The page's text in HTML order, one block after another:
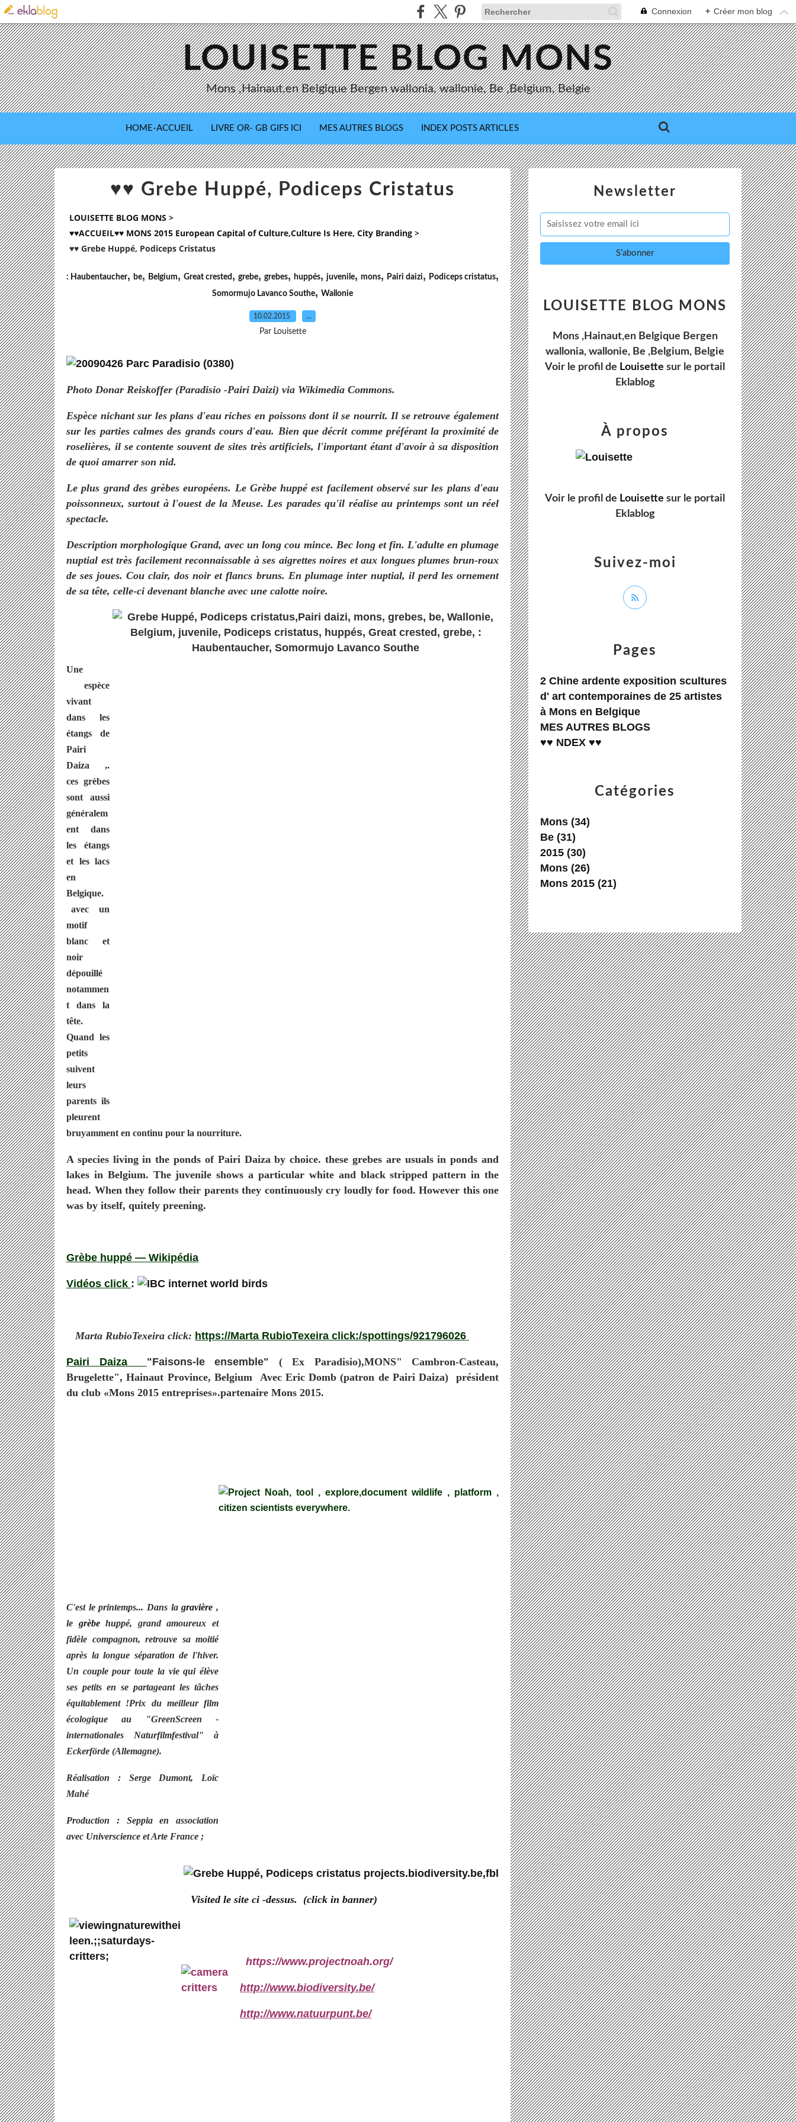
Connexion + Créer mon blog
LOUISETTE BLOG MONS
Mons ,Hainaut,en Belgique Bergen wallonia, wallonie, Be ,Belgium, Belgie
HOME-ACCUEIL LIVRE OR- GB GIFS ICI MES AUTRES BLOGS INDEX POSTS ARTICLES
♥♥ Grebe Huppé, Podiceps Cristatus
LOUISETTE BLOG MONS >
♥♥ACCUEIL♥♥ MONS 2015 European Capital of Culture,Culture Is Here, City Branding >
♥♥ Grebe Huppé, Podiceps Cristatus
: Haubentaucher, be, Belgium, Great crested , grebe, grebes, huppés, juvenile, mons, Pairi daizi, Podiceps cristatus,
Somormujo Lavanco Southe, Wallonie
10.02.2015 …
Par Louisette
Photo Donar Reiskoffer (Paradisio -Pairi Daizi) via Wikimedia Commons.
Espèce nichant sur les plans d'eau riches en poissons dont il se nourrit. Il se retrouve également
sur les parties calmes des grands cours d'eau. Bien que décrit comme préférant la proximité de
roselières, il se contente souvent de sites très artificiels, l'important étant d'avoir à sa disposition
de quoi amarrer son nid.
Le plus grand des grèbes européens. Le Grèbe huppé est facilement observé sur les plans d'eau
poissonneux, surtout à l'ouest de la Meuse. Les parades qu'il réalise au printemps sont un réel
spectacle.
Description morphologique Grand, avec un long cou mince. Bec long et fin. L'adulte en plumage
nuptial est très facilement reconnaissable à ses aigrettes noires et aux longues plumes brun-roux
de ses joues. Cou clair, dos noir et flancs bruns. En plumage inter nuptial, il perd les ornement
de sa tête, celle-ci devenant blanche avec une calotte noire.
Une
espèce
vivant
dans les
étangs de
Pairi
Daiza ,.
ces grèbes
sont aussi
généralem
ent dans
les étangs
et les lacs
en
Belgique.
avec un
motif
blanc et
noir
dépouillé
notammen
t dans la
tête.
Quand les
petits
suivent
leurs
parents ils
pleurent
bruyamment en continu pour la nourriture.
A species living in the ponds of Pairi Daiza by choice. these grebes are usuals in ponds and
lakes in Belgium. The juvenile shows a particular white and black stripped pattern in the
head. When they follow their parents they continuously cry loudly for food. However this one
was by itself, quitely preening.
Grèbe huppé — Wikipédia
Vidéos click :
Marta RubioTexeira click: https://Marta RubioTexeira click:/spottings/921796026
Pairi Daiza "Faisons-le ensemble" ( Ex Paradisio),MONS" Cambron-Casteau,
Brugelette", Hainaut Province, Belgium Avec Eric Domb (patron de Pairi Daiza) président
du club «Mons 2015 entreprises».partenaire Mons 2015.
C'est le printemps... Dans lagravière ,
le grèbehuppé, grand amoureux et
fidèle compagnon, retrouve sa moitié
après la longue séparation de l'hiver.
Un couple pour toute la vie qui élève
ses petits en se partageant les tâches
équitablement !Prix du meilleur film
écologique au "GreenScreen -
internationales Naturfilmfestival" à
Eckerförde (Allemagne).
Réalisation : Serge Dumont, Loïc
Mahé
Production : Seppia en association
avec Universcience et Arte France ;
Visited le site ci -dessus. (click in banner)
https://www.projectnoah.org/
http://www.biodiversity.be/
http://www.natuurpunt.be/
Newsletter
Catégories
Mons (34)
Be (31)
2015 (30)
Mons (26)
Mons 2015 (21)
Pages
2 Chine ardente exposition scultures
d' art contemporaines de 25 artistes
à Mons en Belgique
MES AUTRES BLOGS
♥♥ NDEX ♥♥
LOUISETTE BLOG MONS
Mons ,Hainaut,en Belgique Bergen
wallonia, wallonie, Be ,Belgium, Belgie
Voir le profil de Louisette sur le portail
Eklablog
Suivez-moi
À propos
Voir le profil de Louisette sur le portail
Eklablog